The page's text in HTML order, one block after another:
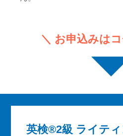
＼ お申込みは
英検®2級 ライテ